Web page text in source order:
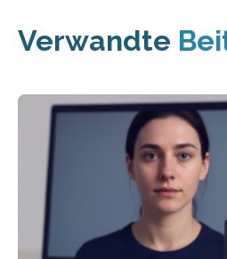
Verwandte